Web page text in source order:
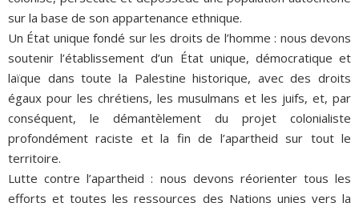
sur la base de son appartenance ethnique.
Un État unique fondé sur les droits de l’homme : nous devons
soutenir l’établissement d’un État unique, démocratique et
laïque dans toute la Palestine historique, avec des droits
égaux pour les chrétiens, les musulmans et les juifs, et, par
conséquent, le démantèlement du projet colonialiste
profondément raciste et la fin de l’apartheid sur tout le
territoire.
Lutte contre l’apartheid : nous devons réorienter tous les
efforts et toutes les ressources des Nations unies vers la